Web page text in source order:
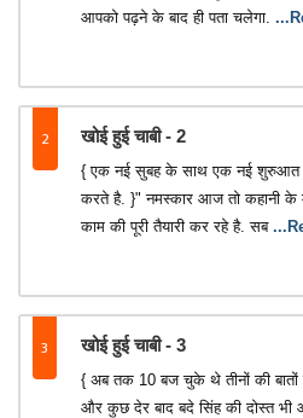
आपको पढ़ने के बाद ही पता चलेगा.
2 खोई हुई चाबी - 2
{ एक नई सुबह के साथ एक नई
करते है. }" नमस्कार आज तो कहानी के
काम की पूरी तैयारी कर रहे है. सब
3 खोई हुई चाबी - 3
{ अब तक 10 बज चुके थे तीनों की बातों
और कुछ देर बाद बदे सिंह की दोस्त